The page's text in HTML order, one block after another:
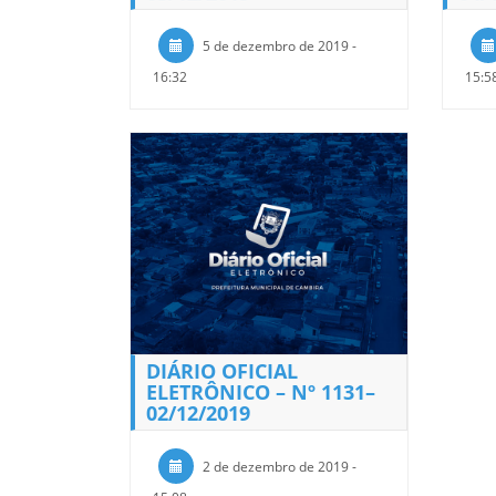
5 de dezembro de 2019 -
16:32
DIÁRIO OFICIAL
ELETRÔNICO – Nº 1131–
02/12/2019
2 de dezembro de 2019 -